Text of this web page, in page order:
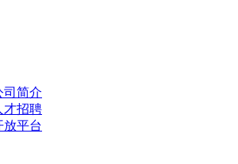
司简介
才招聘
放平台